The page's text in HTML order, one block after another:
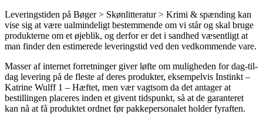
Leveringstiden på Bøger > Skønlitteratur > Krimi & spænding kan
vise sig at være ualmindeligt bestemmende om vi står og skal bruge
produkterne om et øjeblik, og derfor er det i sandhed væsentligt at
man finder den estimerede leveringstid ved den vedkommende vare.
Masser af internet forretninger giver løfte om muligheden for dag-til-
dag levering på de fleste af deres produkter, eksempelvis Instinkt –
Katrine Wulff 1 – Hæftet, men vær vagtsom da det antager at
bestillingen placeres inden et givent tidspunkt, så at de garanteret
kan nå at få produktet ordnet før pakkepersonalet holder fyraften.